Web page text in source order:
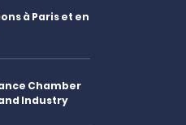
à Paris et en
Chamber
Industry